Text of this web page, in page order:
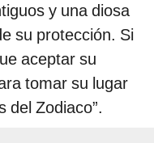
y una diosa
su protección. Si
aceptar su
tomar su lugar
del Zodiaco”.